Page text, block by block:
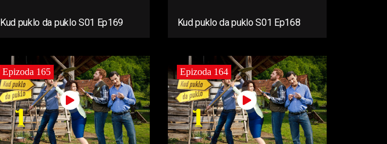
Kud puklo da puklo S01 Ep169 Kud puklo da puklo S01 Ep168
Epizoda 165 Epizoda 164